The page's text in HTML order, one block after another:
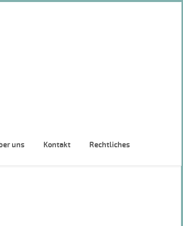
uns Kontakt Rechtliches